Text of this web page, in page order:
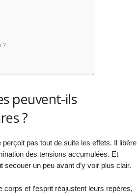
?
peuvent-ils
?
pas tout de suite les effets. Il libère
des tensions accumulées. Et
un peu avant d’y voir plus clair.
corps et l’esprit réajustent leurs repères,